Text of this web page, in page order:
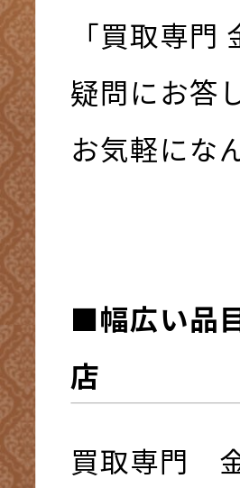
「買取専
疑問にお答
お気軽にな
■幅広い品
店
買取専門